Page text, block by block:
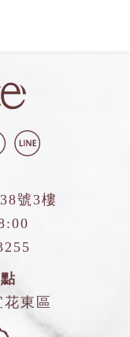
號3樓
花東區